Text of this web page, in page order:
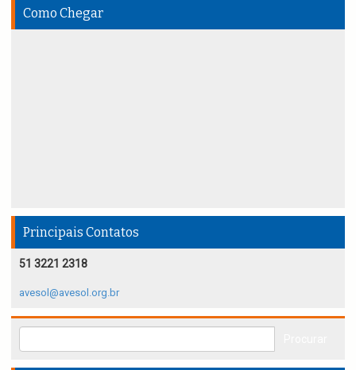
Como Chegar
Principais Contatos
51 3221 2318
avesol@avesol.org.br